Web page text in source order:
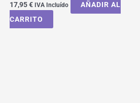
17,95€ IVA Incluído
AÑADIR AL
CARRITO